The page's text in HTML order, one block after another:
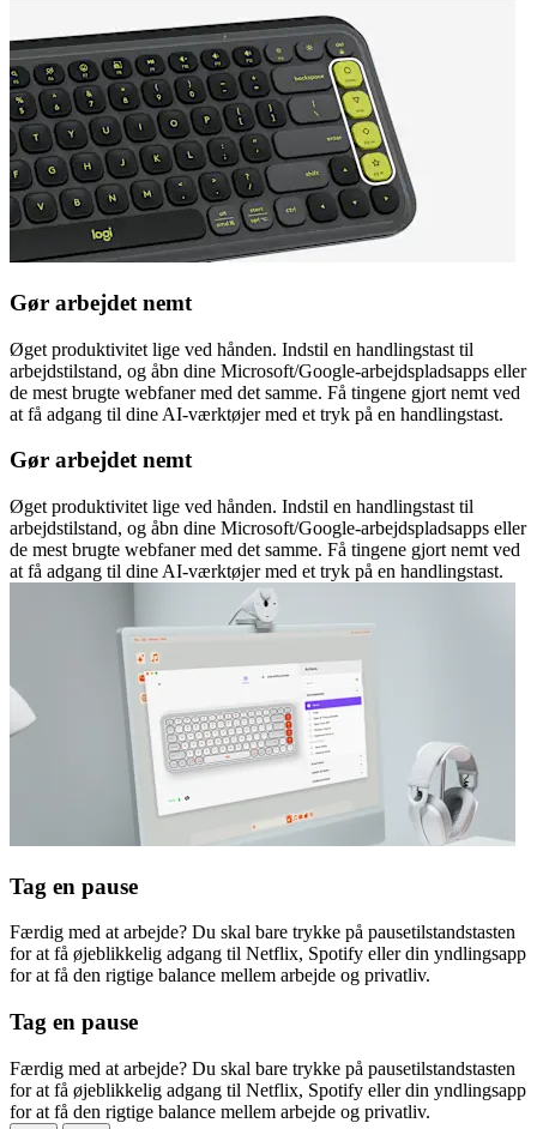
Gør arbejdet nemt
Øget produktivitet lige ved hånden. Indstil en handlingstast til
arbejdstilstand, og åbn dine Microsoft/Google-arbejdspladsapps eller
de mest brugte webfaner med det samme. Få tingene gjort nemt ved
at få adgang til dine AI-værktøjer med et tryk på en handlingstast.
Gør arbejdet nemt
Øget produktivitet lige ved hånden. Indstil en handlingstast til
arbejdstilstand, og åbn dine Microsoft/Google-arbejdspladsapps eller
de mest brugte webfaner med det samme. Få tingene gjort nemt ved
at få adgang til dine AI-værktøjer med et tryk på en handlingstast.
Tag en pause
Færdig med at arbejde? Du skal bare trykke på pausetilstandstasten
for at få øjeblikkelig adgang til Netflix, Spotify eller din yndlingsapp
for at få den rigtige balance mellem arbejde og privatliv.
Tag en pause
Færdig med at arbejde? Du skal bare trykke på pausetilstandstasten
for at få øjeblikkelig adgang til Netflix, Spotify eller din yndlingsapp
for at få den rigtige balance mellem arbejde og privatliv.